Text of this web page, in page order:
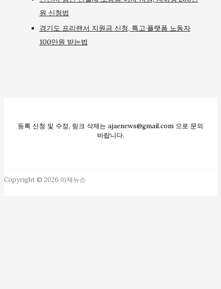
원 신청법
경기도 프리랜서 지원금 신청, 특고·플랫폼 노동자
100만원 받는법
등록 신청 및 수정, 링크 삭제는 ajaenews@gmail.com 으로 문의
바랍니다.
Copyright © 2026 아재뉴스